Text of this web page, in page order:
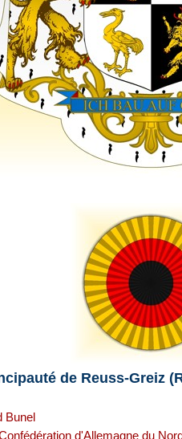
de Reuss-Greiz
Bunel
d'Allemagne du